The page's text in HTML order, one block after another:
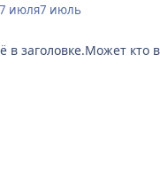
7 июля7 июль
в заголовке.Может